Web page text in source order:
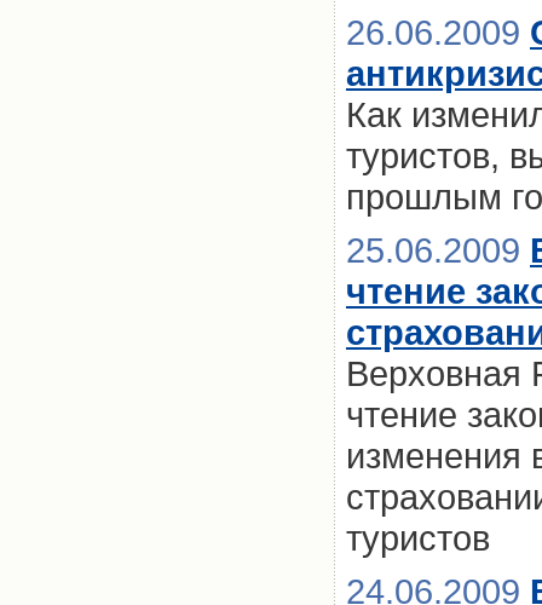
26.06.2009
Как
туристов,
прошлым
25.06.2009
чтение
Верховная
чтение
изменения
туристов
24.06.2009